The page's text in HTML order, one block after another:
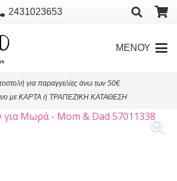
2431023653
ΜΕΝΟΥ
για παραγγελίες άνω των 50€
με ΚΑΡΤΑ ή ΤΡΑΠΕΖΙΚΗ ΚΑΤΑΘΕΣΗ